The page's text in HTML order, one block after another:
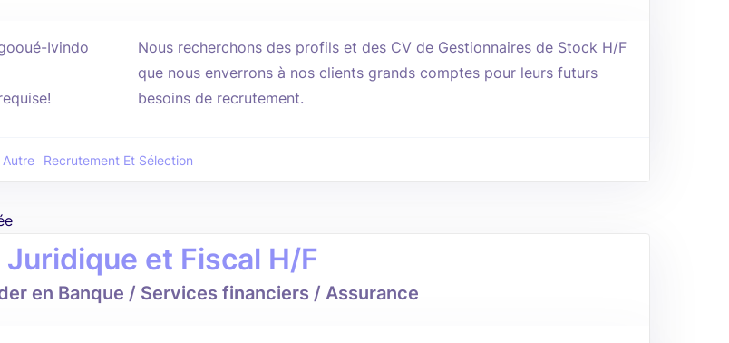
Ivindo
Nous recherchons des profils et des CV de Gestionnaires de Stock H/F
que nous enverrons à nos clients grands comptes pour leurs futurs
besoins de recrutement.
Autre Recrutement Et Sélection
et Fiscal H/F
en Banque / Services financiers / Assurance